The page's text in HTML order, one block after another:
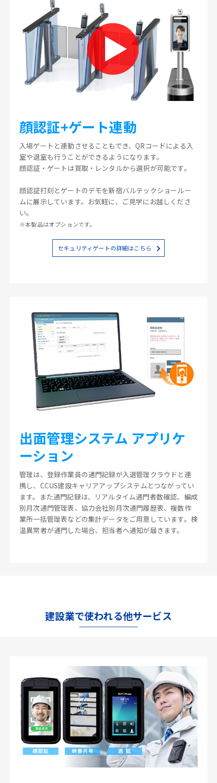
顔認証+ゲート連動
入場ゲートと連動させることもでき、QRコードによる入
室や退室も行うことができるようになります。
顔認証・ゲートは買取・レンタルから選択が可能です。
顔認証打刻とゲートのデモを新宿バルテックショールー
ムに展示しています。お気軽に、ご見学にお越しくださ
い。
※本製品はオプションです。
セキュリティゲートの詳細はこちら
出面管理システム アプリケ
ーション
管理は、登録作業員の通門記録が入退管理クラウドと連
携し、CCUS建設キャリアアップシステムとつながってい
ます。また通門記録は、リアルタイム通門者数確認、編成
別月次通門管理表、協力会社別月次通門履歴表、複数作
業所一括管理表などの集計データをご用意しています。検
温異常者が通門した場合、担当者へ通知が届きます。
建設業で使われる他サービス